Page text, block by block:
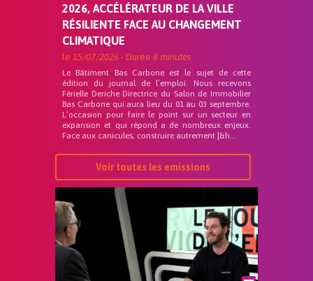
2026, ACCÉLÉRATEUR DE LA VILLE
RÉSILIENTE FACE AU CHANGEMENT
CLIMATIQUE
le 15/07/2026 - Durée 8 minutes
Le Bâtiment Bas Carbone est le sujet de cette
édition du journal de l’emploi. Nous recevons
Férielle Deriche Directrice du Salon de Immobilier
Bas Carbone qui aura lieu du 01 au 03 septembre.
L’occasion pour faire le point sur un secteur en
expansion et qui répond a de nombreux enjeux.
Face aux canicules, construire autrement [&h...
Voir toutes les emissions